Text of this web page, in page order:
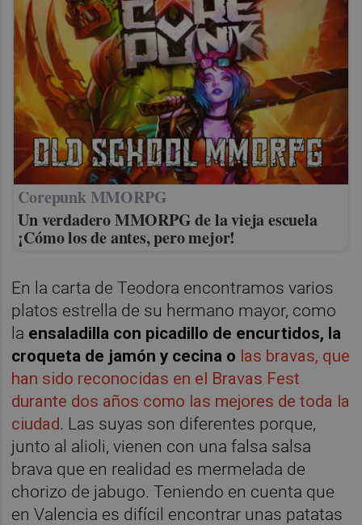
Corepunk MMORPG
Un verdadero MMORPG de la vieja escuela
¡Cómo los de antes, pero mejor!
En la carta de Teodora encontramos varios
platos estrella de su hermano mayor, como
la ensaladilla con picadillo de encurtidos, la
croqueta de jamón y cecina o las bravas, que
han sido reconocidas en el Bravas Fest
durante dos años como las mejores de toda la
ciudad. Las suyas son diferentes porque,
junto al alioli, vienen con una falsa salsa
brava que en realidad es mermelada de
chorizo de jabugo. Teniendo en cuenta que
en Valencia es difícil encontrar unas patatas